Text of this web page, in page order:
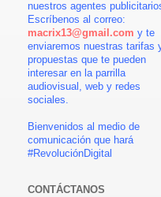
nuestros agentes
Escríbenos al correo:
macrix13@gmail.com y te
enviaremos nuestras tarifas
propuestas que te pueden
interesar en la parrilla
audiovisual, web y redes
sociales.
Bienvenidos al medio de
comunicación que hará
#RevoluciónDigital
CONTÁCTANOS